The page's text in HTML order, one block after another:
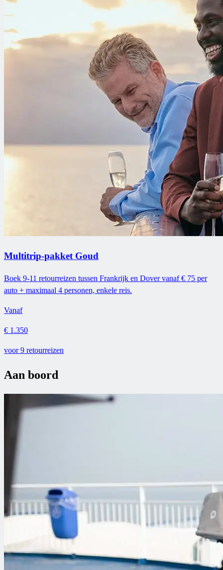
Multitrip-pakket Goud
Boek 9-11 retourreizen tussen Frankrijk en Dover vanaf € 75 per
auto + maximaal 4 personen, enkele reis.
Vanaf
€ 1.350
voor 9 retourreizen
Aan boord